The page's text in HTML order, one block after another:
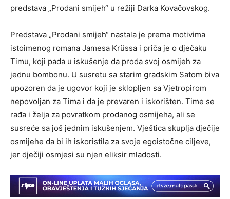
predstava „Prodani smijeh“ u režiji Darka Kovačovskog.
Predstava „Prodani smijeh“ nastala je prema motivima
istoimenog romana Jamesa Krüssa i priča je o dječaku
Timu, koji pada u iskušenje da proda svoj osmijeh za
jednu bombonu. U susretu sa starim gradskim Satom biva
upozoren da je ugovor koji je sklopljen sa Vjetropirom
nepovoljan za Tima i da je prevaren i iskorišten. Time se
rađa i želja za povratkom prodanog osmijeha, ali se
susreće sa još jednim iskušenjem. Vještica skuplja dječije
osmijehe da bi ih iskoristila za svoje egoistočne ciljeve,
jer dječiji osmjesi su njen eliksir mladosti.